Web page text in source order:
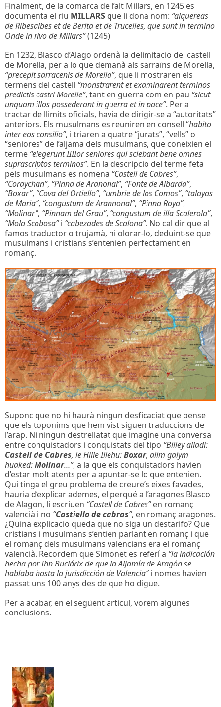
Finalment, de la comarca de l’alt Millars, en 1245 es
documenta el riu MILLARS que li dona nom: “alquereas
de Ribesalbes et de Berita et de Trucelles, que sunt in termino
Onde in rivo de Millars”(1245)
En 1232, Blasco d’Alago ordenà la delimitacio del castell
de Morella, per a lo que demanà als sarraïns de Morella,
“precepit sarracenis de Morella”, que li mostraren els
termens del castell “monstrarent et examinarent terminos
predictis castri Morelle”, tant en guerra com en pau “sicut
unquam illos possederant in guerra et in pace”. Per a
tractar de llimits oficials, havia de dirigir-se a “autoritats”
anteriors. Els musulmans es reuniren en consell “habito
inter eos consilio”, i triaren a quatre “jurats”, “vells” o
“seniores” de l’aljama dels musulmans, que coneixien el
terme “elegerunt IIIIor seniores qui sciebant bene omnes
suprascriptos terminos”. En la descripcio del terme feta
pels musulmans es nomena “Castell de Cabres”,
“Coraychan”, “Pinna de Aranonal”, “Fonte de Albarda”,
“Boxar”, “Cova del Ortiello”, “umbrie de los Comos”, “talayas
de Maria”, “congustum de Arannonal”, “Pinna Roya”,
“Molinar”, “Pinnam del Grau”, “congustum de illa Scalerola”,
“Mola Scobosa”i “cabezades de Scalona”. No cal dir que al
famos traductor o trujamà, ni olorar-lo, deduint-se que
musulmans i cristians s’entenien perfectament en
romanç.
Suponc que no hi haurà ningun desficaciat que pense
que els toponims que hem vist siguen traduccions de
l’arap. Ni ningun destrellatat que imagine una conversa
entre conquistadors i conquistats del tipo “Billey alladi:
Castell de Cabres, le Hille Illehu:Boxar, alim galym
huaked:Molinar…”, a la que els conquistadors havien
d’estar molt atents per a apuntar-se lo que entenien.
Qui tinga el greu problema de creure’s eixes favades,
hauria d’explicar ademes, el perqué a l’aragones Blasco
de Alagon, li escriuen “Castell de Cabres”en romanç
valencià i no “Castiello de cabras”, en romanç aragones.
¿Quina explicacio queda que no siga un destarifo? Que
cristians i musulmans s’entien parlant en romanç i que
el romanç dels musulmans valencians era el romanç
valencià. Recordem que Simonet es referí a “la indicación
hecha por Ibn Buclárix de que la Aljamía de Aragón se
hablaba hasta la jurisdicción de Valencia”i nomes havien
passat uns 100 anys des de que ho digue.
Per a acabar, en el següent articul, vorem algunes
conclusions.